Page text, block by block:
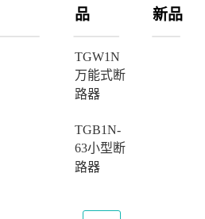
品
TGW1N
万能式断
路器
TGB1N-
63小型断
路器
新品